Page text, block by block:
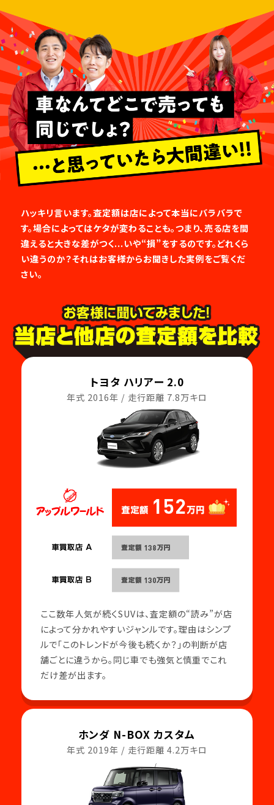
ハッキリ言います。査定額は店によって本当にバラバラで
す。場合によってはケタが変わることも。つまり、売る店を間
違えると大きな差がつく...いや“損”をするのです。どれくら
い違うのか？それはお客様からお聞きした実例をご覧くだ
さい。
トヨタ ハリアー 2.0
年式 2016年 / 走行距離 7.8万キロ
ここ数年人気が続くSUVは、査定額の“読み”が店
によって分かれやすいジャンルです。理由はシンプ
ルで「このトレンドが今後も続くか？」の判断が店
舗ごとに違うから。同じ車でも強気と慎重でこれ
だけ差が出ます。
ホンダ N-BOX カスタム
年式 2019年 / 走行距離 4.2万キロ